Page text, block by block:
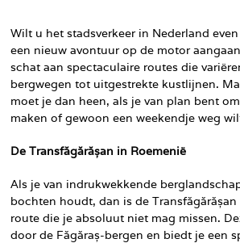
Wilt u het stadsverkeer in Nederland
een nieuw avontuur op de motor
schat aan spectaculaire routes die
bergwegen tot uitgestrekte kustlijnen.
moet je dan heen, als je van plan bent
maken of gewoon een weekendje weg
De Transfăgărășan in Roemenië
Als je van indrukwekkende
bochten houdt, dan is de Transfăgărășan
route die je absoluut niet mag missen.
door de Făgăraș-bergen en biedt je een